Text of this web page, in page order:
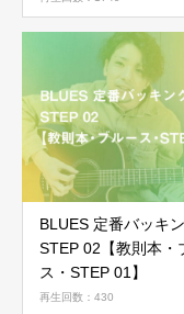
BLUES 定番バッキ
STEP 02【教則本・
ス・STEP 01】
再生回数：430